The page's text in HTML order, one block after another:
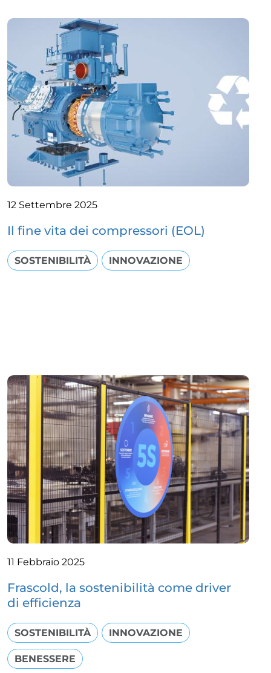
12 Settembre 2025
Il fine vita dei compressori (EOL)
SOSTENIBILITÀ INNOVAZIONE
11 Febbraio 2025
Frascold, la sostenibilità come driver
di efficienza
SOSTENIBILITÀ INNOVAZIONE
BENESSERE